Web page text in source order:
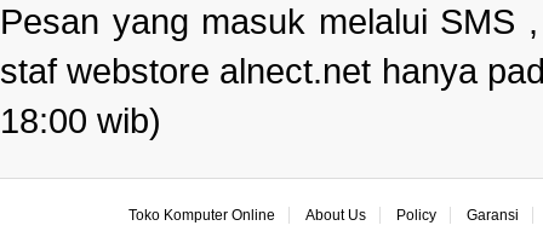
Pesan yang masuk melalui SMS
staf webstore alnect.net hanya
18:00 wib)
Toko Komputer Online About Us Policy Garansi